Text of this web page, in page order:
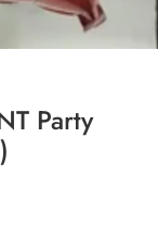
Party